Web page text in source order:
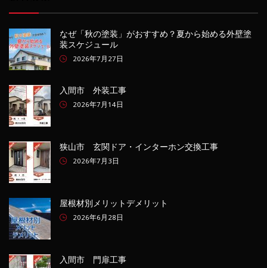
なぜ「秋の塗装」がおすすめ？夏から始める外壁塗
装スケジュール
2026年7月27日
入間市 外装工事
2026年7月14日
狭山市 玄関ドア・インターホン交換工事
2026年7月3日
屋根材別メリットデメリット
2026年6月28日
入間市 門扉工事